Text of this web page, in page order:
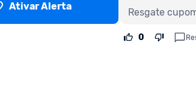
Ativar Alerta
Resgate
0